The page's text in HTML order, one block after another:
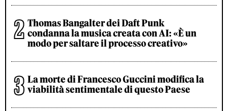
Thomas Bangalter dei Daft Punk
condanna la musica creata con AI: «È un
modo per saltare il processo creativo»
La morte di Francesco Guccini modifica la
viabilità sentimentale di questo Paese